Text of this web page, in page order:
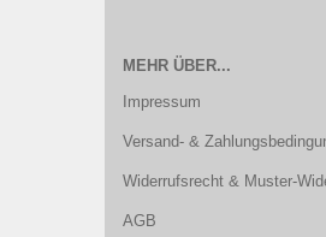
MEHR ÜBER...
Impressum
Versand- &
Widerrufsrecht & Muster-
AGB